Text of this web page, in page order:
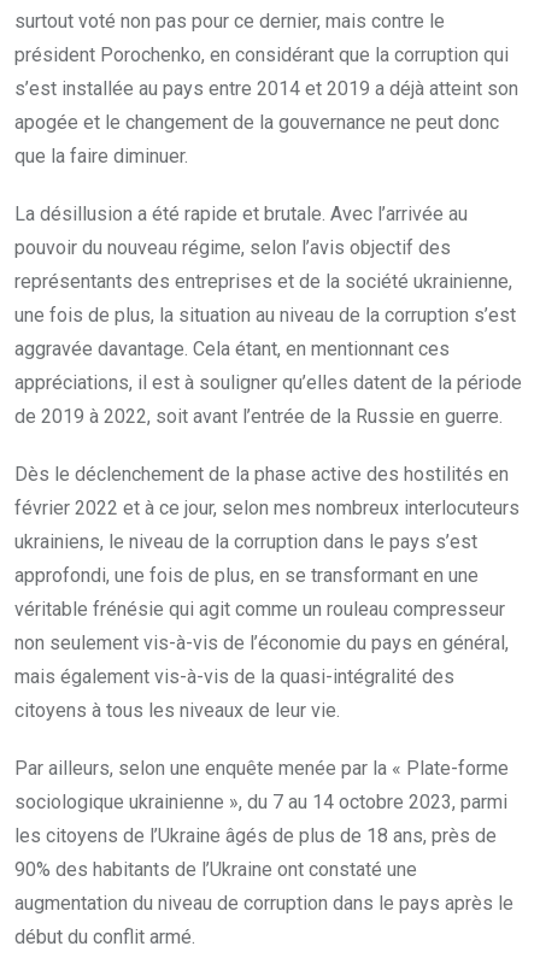
surtout voté non pas pour ce dernier, mais contre le
président Porochenko, en considérant que la corruption qui
s’est installée au pays entre 2014 et 2019 a déjà atteint son
apogée et le changement de la gouvernance ne peut donc
que la faire diminuer.
La désillusion a été rapide et brutale. Avec l’arrivée au
pouvoir du nouveau régime, selon l’avis objectif des
représentants des entreprises et de la société ukrainienne,
une fois de plus, la situation au niveau de la corruption s’est
aggravée davantage. Cela étant, en mentionnant ces
appréciations, il est à souligner qu’elles datent de la période
de 2019 à 2022, soit avant l’entrée de la Russie en guerre.
Dès le déclenchement de la phase active des hostilités en
février 2022 et à ce jour, selon mes nombreux interlocuteurs
ukrainiens, le niveau de la corruption dans le pays s’est
approfondi, une fois de plus, en se transformant en une
véritable frénésie qui agit comme un rouleau compresseur
non seulement vis-à-vis de l’économie du pays en général,
mais également vis-à-vis de la quasi-intégralité des
citoyens à tous les niveaux de leur vie.
Par ailleurs, selon une enquête menée par la « Plate-forme
sociologique ukrainienne », du 7 au 14 octobre 2023, parmi
les citoyens de l’Ukraine âgés de plus de 18 ans, près de
90% des habitants de l’Ukraine ont constaté une
augmentation du niveau de corruption dans le pays après le
début du conflit armé.